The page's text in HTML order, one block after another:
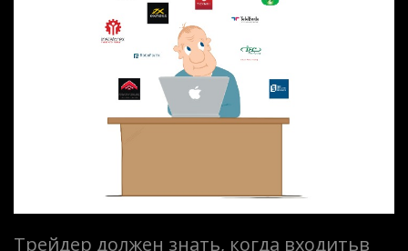
Трейдер должен знать, когда входитьв